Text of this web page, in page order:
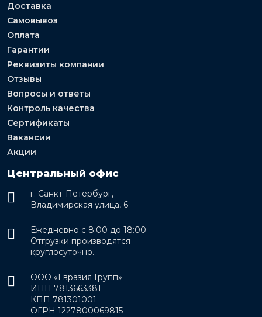
Доставка
Самовывоз
Оплата
Гарантии
Реквизиты компании
Отзывы
Вопросы и ответы
Контроль качества
Сертификаты
Вакансии
Акции
Центральный офис
г. Санкт-Петербург,
Владимирская улица, 6
Ежедневно с 8:00 до 18:00
Отгрузки производятся
круглосуточно.
ООО «Евразия Групп»
ИНН 7813663381
КПП 781301001
ОГРН 1227800069815